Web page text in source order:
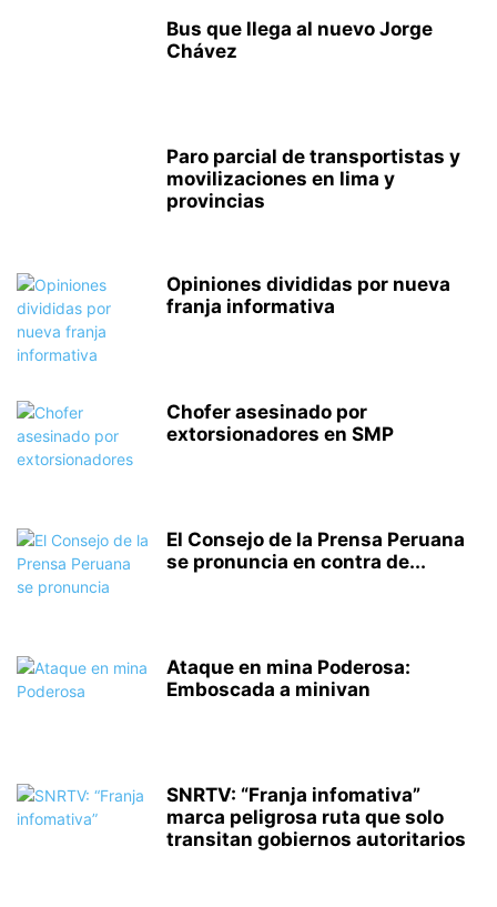
Bus que llega al nuevo Jorge
Chávez
Paro parcial de transportistas y
movilizaciones en lima y
provincias
Opiniones divididas por nueva
franja informativa
Chofer asesinado por
extorsionadores en SMP
El Consejo de la Prensa Peruana
se pronuncia en contra de...
Ataque en mina Poderosa:
Emboscada a minivan
SNRTV: “Franja infomativa”
marca peligrosa ruta que solo
transitan gobiernos autoritarios